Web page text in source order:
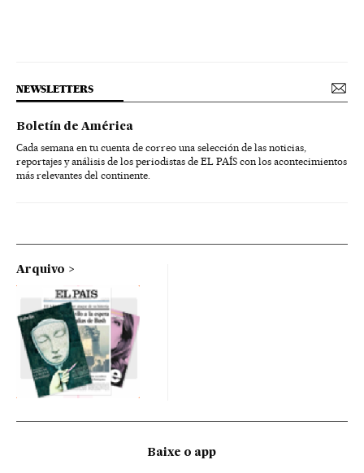
NEWSLETTERS
Boletín de América
Cada semana en tu cuenta de correo una selección de las noticias,
reportajes y análisis de los periodistas de EL PAÍS con los acontecimientos
más relevantes del continente.
Arquivo
Baixe o app